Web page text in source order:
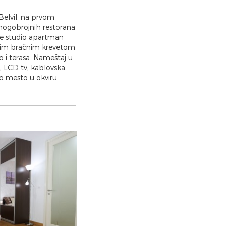
na prvom
restorana
studio apartman
bračnim krevetom
terasa. Nameštaj u
tv, kablovska
mesto u okviru